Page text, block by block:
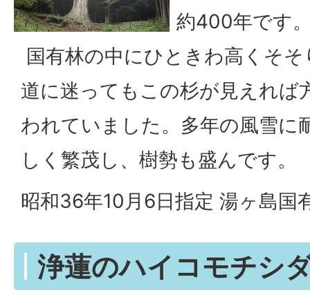
約400年です
国有林の中にひときわ高くそ
道に迷ってもこの杉が見えれば
われていました。多年の風雪に
しく繁茂し、樹勢も盛んです。
昭和36年10月6日指定 湯ヶ島国
浄蓮のハイコモチシ